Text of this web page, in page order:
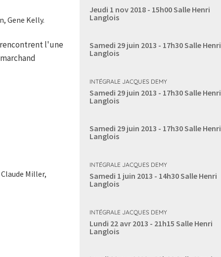
Gene Kelly.
l'une
Miller,
Jeudi 1 nov 2018 - 15h00Salle Henri
Langlois
Samedi 29 juin 2013 - 17h30Salle Henri
Langlois
INTÉGRALE JACQUES DEMY
Samedi 29 juin 2013 - 17h30Salle Henri
Langlois
Samedi 29 juin 2013 - 17h30Salle Henri
Langlois
INTÉGRALE JACQUES DEMY
Samedi 1 juin 2013 - 14h30Salle Henri
Langlois
INTÉGRALE JACQUES DEMY
Lundi 22 avr 2013 - 21h15 Salle Henri
Langlois